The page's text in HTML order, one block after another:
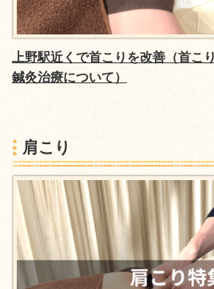
上野駅近くで首こりを改善（首こ
鍼灸治療について）
肩こり